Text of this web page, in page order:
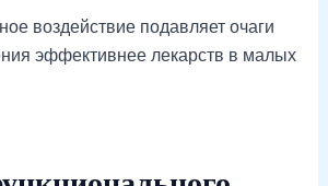
воздействие подавляет очаги
эффективнее лекарств в малых